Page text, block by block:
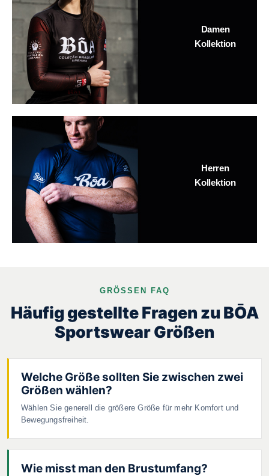
Damen
Kollektion
Herren
Kollektion
GRÖSSEN FAQ
Häufig gestellte Fragen zu BŌA
Sportswear Größen
Welche Größe sollten Sie zwischen zwei
Größen wählen?
Wählen Sie generell die größere Größe für mehr Komfort und
Bewegungsfreiheit.
Wie misst man den Brustumfang?